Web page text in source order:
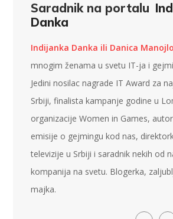
Saradnik na portalu
Danka
Indijanka Danka ili Danica
mnogim ženama u svetu IT-ja i
Jedini nosilac nagrade IT Award za
Srbiji, finalista kampanje godine u
organizacije Women in Games,
emisije o gejmingu kod nas,
televizije u Srbiji i saradnik nekih od
kompanija na svetu. Blogerka,
majka.